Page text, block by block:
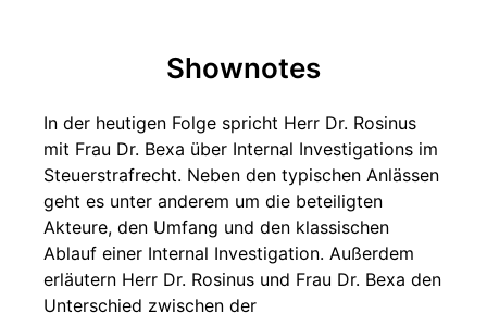
Shownotes
In der heutigen Folge spricht Herr Dr. Rosinus
mit Frau Dr. Bexa über Internal Investigations im
Steuerstrafrecht. Neben den typischen Anlässen
geht es unter anderem um die beteiligten
Akteure, den Umfang und den klassischen
Ablauf einer Internal Investigation. Außerdem
erläutern Herr Dr. Rosinus und Frau Dr. Bexa den
Unterschied zwischen der